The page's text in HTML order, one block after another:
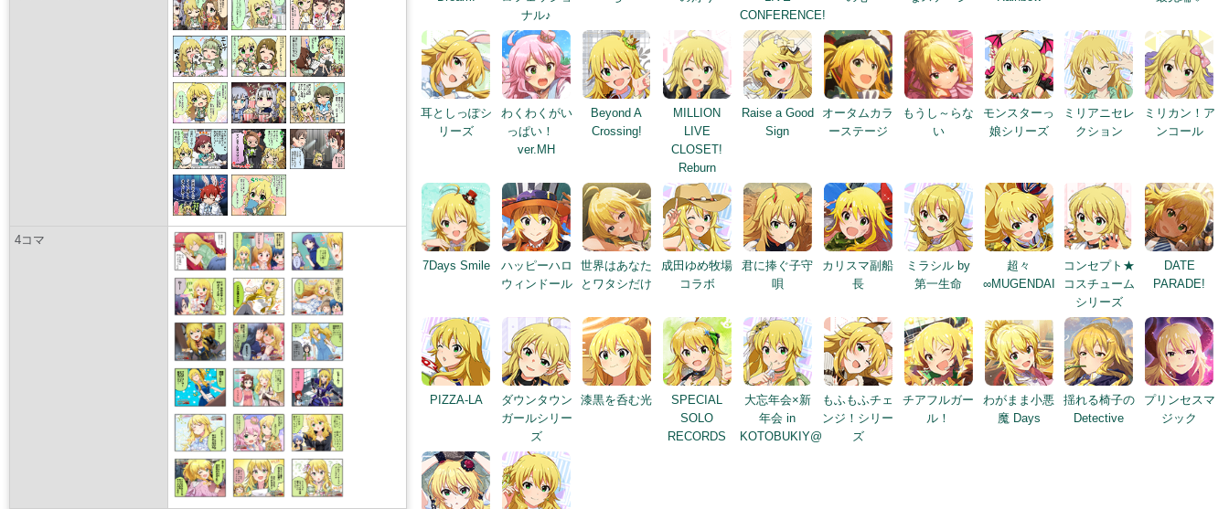
4コマ
ナル♪
CONFERENCE!
耳としっぽシ
リーズ
わくわくがい
っぱい！
ver.MH
Beyond A
Crossing!
MILLION
LIVE
CLOSET!
Reburn
Raise a Good
Sign
オータムカラ
ーステージ
もうし～らな
い
モンスターっ
娘シリーズ
ミリアニセレ
クション
ミリカン！ア
ンコール
7Days Smile
ハッピーハロ
ウィンドール
世界はあなた
とワタシだけ
成田ゆめ牧場
コラボ
君に捧ぐ子守
唄
カリスマ副船
長
ミラシル by
第一生命
超々
∞MUGENDAI
コンセプト★
コスチューム
シリーズ
DATE
PARADE!
PIZZA-LA
ダウンタウン
ガールシリー
ズ
漆黒を呑む光
SPECIAL
SOLO
RECORDS
大忘年会×新
年会 in
KOTOBUKIY@
もふもふチェ
ンジ！シリー
ズ
チアフルガー
ル！
わがまま小悪
魔 Days
揺れる椅子の
Detective
プリンセスマ
ジック